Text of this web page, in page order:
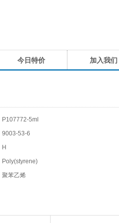
今日特价 加入我们
P107772-5ml
9003-53-6
H
Poly(styrene)
聚苯乙烯